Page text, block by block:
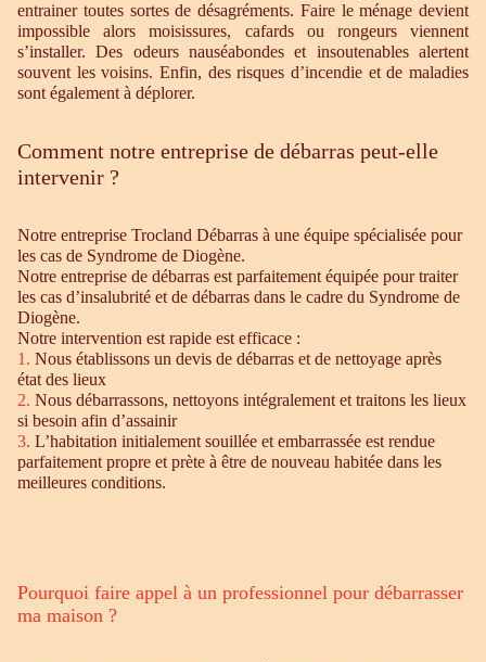
entrainer toutes sortes de désagréments. Faire le ménage devient
impossible alors moisissures, cafards ou rongeurs viennent
s’installer. Des odeurs nauséabondes et insoutenables alertent
souvent les voisins. Enfin, des risques d’incendie et de maladies
sont également à déplorer.
Comment notre entreprise de débarras peut-elle
intervenir ?
Notre entreprise Trocland Débarras à une équipe spécialisée pour
les cas de Syndrome de Diogène.
Notre entreprise de débarras est parfaitement équipée pour traiter
les cas d’insalubrité et de débarras dans le cadre du Syndrome de
Diogène.
Notre intervention est rapide est efficace :
1. Nous établissons un devis de débarras et de nettoyage après
état des lieux
2. Nous débarrassons, nettoyons intégralement et traitons les lieux
si besoin afin d’assainir
3. L’habitation initialement souillée et embarrassée est rendue
parfaitement propre et prète à être de nouveau habitée dans les
meilleures conditions.
Pourquoi faire appel à un professionnel pour débarrasser
ma maison ?